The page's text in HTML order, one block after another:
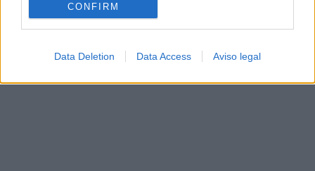
CONFIRM
Data Deletion Data Access Aviso legal